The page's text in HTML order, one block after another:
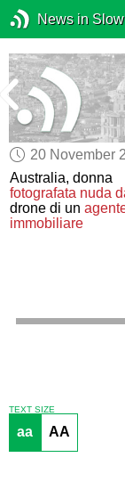
News in
20 November
Australia, donna
fotografata nuda
drone di un
immobiliare
TEXT SIZE
aa AA